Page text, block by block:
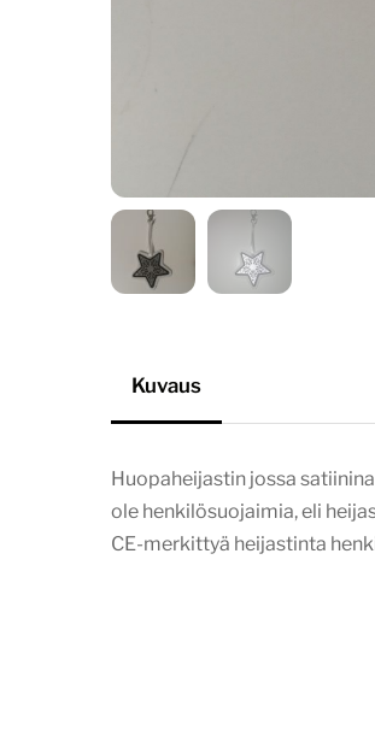
Kuvaus
Huopaheijastin jossa
ole henkilösuojaimia, eli
CE-merkittyä heijastinta